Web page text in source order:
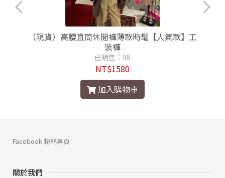
（現貨）高腰直筒休閒褲薄款時髦【人氣款】工
裝褲
已銷售：98
NT$1580
加入購物車
關於我們
Facebook 粉絲專頁